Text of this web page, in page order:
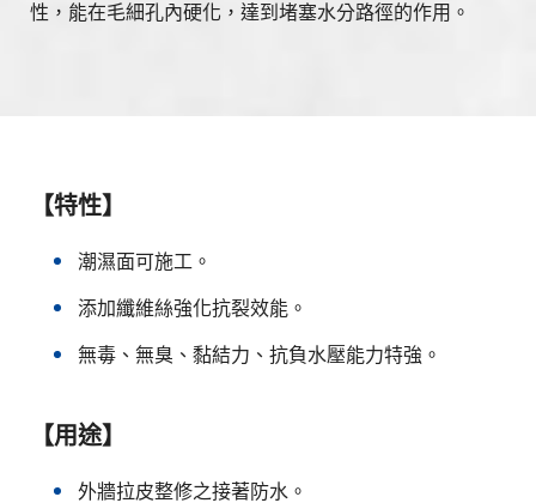
性，能在毛細孔內硬化，達到堵塞水分路徑的作用。
【特性】
潮濕面可施工。
添加纖維絲強化抗裂效能。
無毒、無臭、黏結力、抗負水壓能力特強。
【用途】
外牆拉皮整修之接著防水。